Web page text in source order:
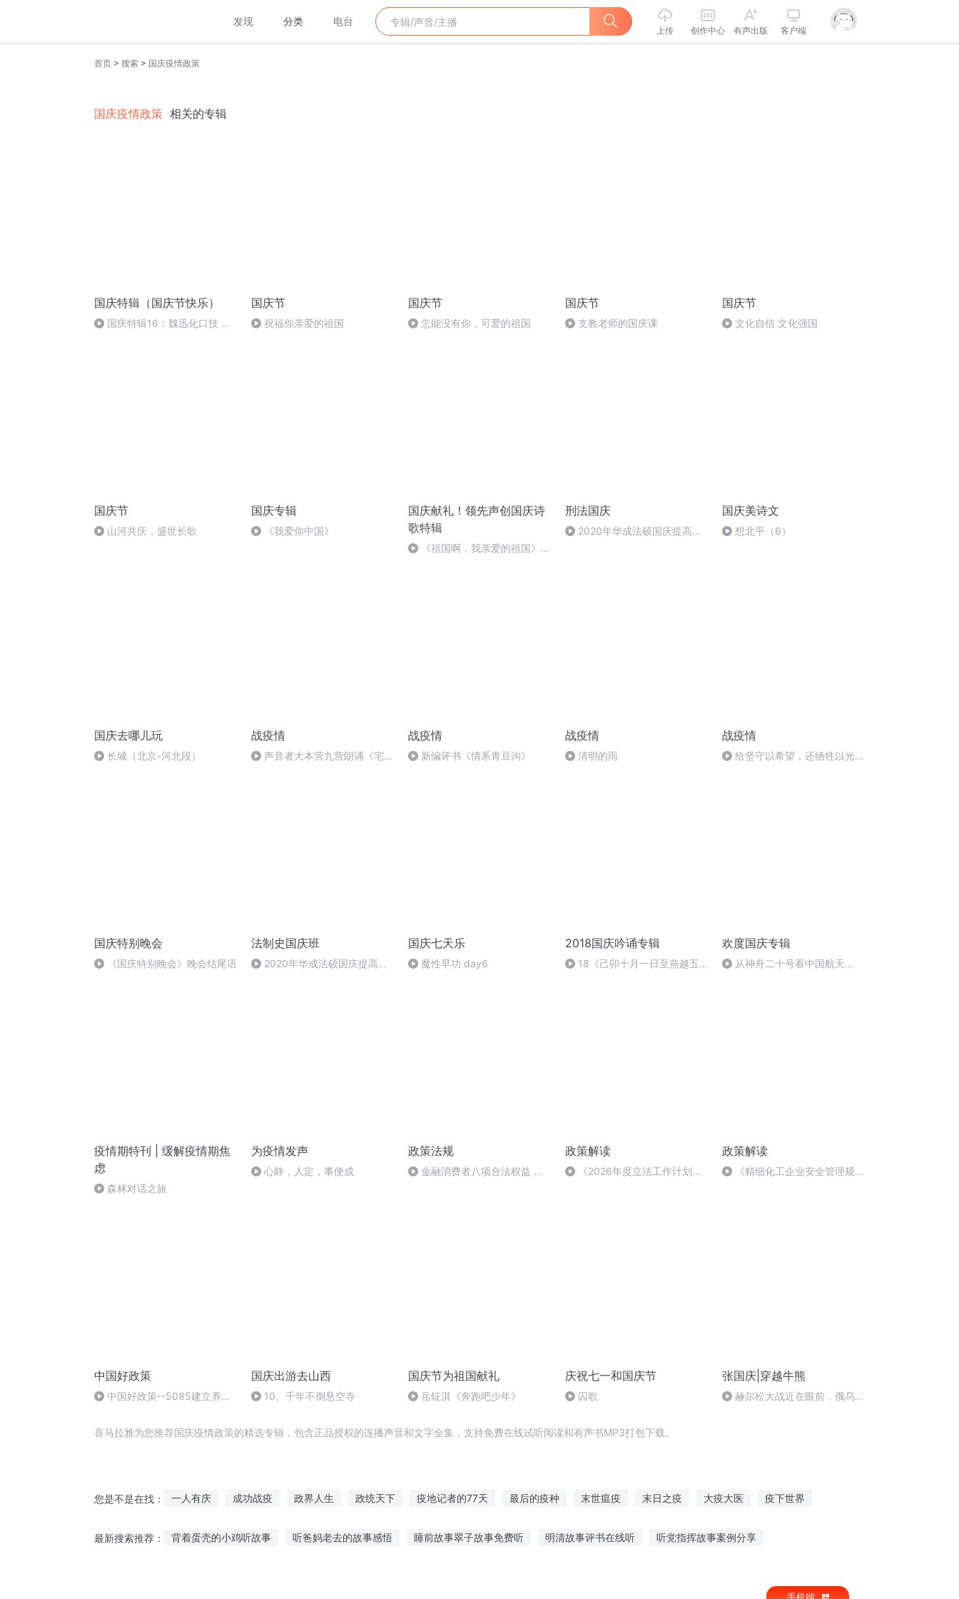
发现 分类 电台
上传 创作中心 有声出版 客户端
首页 > 搜索 > 国庆疫情政策
国庆疫情政策 相关的专辑
国庆特辑（国庆节快乐）
国庆特辑16：魏迅化口技 二
国庆节
祝福你亲爱的祖国
国庆节
怎能没有你，可爱的祖国
国庆节
支教老师的国庆课
国庆节
文化自信 文化强国
国庆节
山河共庆，盛世长歌
国庆专辑
《我爱你中国》
国庆献礼！领先声创国庆诗
歌特辑
《祖国啊，我亲爱的祖国》温
刑法国庆
2020年华成法硕国庆提高班
国庆美诗文
想北平（6）
国庆去哪儿玩
长城（北京-河北段）
战疫情
声音者大本营九营朗诵《宅在
战疫情
新编评书《情系青豆沟》
战疫情
清明的雨
战疫情
给坚守以希望，还牺牲以光荣
国庆特别晚会
《国庆特别晚会》晚会结尾语
法制史国庆班
2020年华成法硕国庆提高班
国庆七天乐
魔性早功 day6
2018国庆吟诵专辑
18《己卯十月一日至燕越五
欢度国庆专辑
从神舟二十号看中国航天
疫情期特刊 | 缓解疫情期焦
虑
森林对话之旅
为疫情发声
心静，人定，事便成
政策法规
金融消费者八项合法权益 建
政策解读
《2026年度立法工作计划》
政策解读
《精细化工企业安全管理规
中国好政策
中国好政策--5085建立养老
国庆出游去山西
10、千年不倒悬空寺
国庆节为祖国献礼
岳钲淇《奔跑吧少年》
庆祝七一和国庆节
囚歌
张国庆|穿越牛熊
赫尔松大战近在眼前，俄乌冲
喜马拉雅为您推荐国庆疫情政策的精选专辑，包含正品授权的连播声音和文字全集，支持免费在线试听阅读和有声书MP3打包下载。
您是不是在找： 一人有庆 成功战疫 政界人生 政统天下 疫地记者的77天 最后的疫种 末世瘟疫 末日之疫 大疫大医 疫下世界
最新搜索推荐： 背着蛋壳的小鸡听故事 听爸妈老去的故事感悟 睡前故事翠子故事免费听 明清故事评书在线听 听党指挥故事案例分享